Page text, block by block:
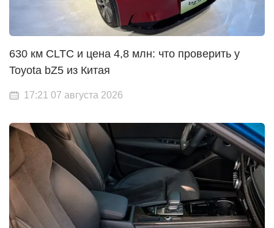
630 км CLTC и цена 4,8 млн: что проверить у
Toyota bZ5 из Китая
17:21 07 августа 2026